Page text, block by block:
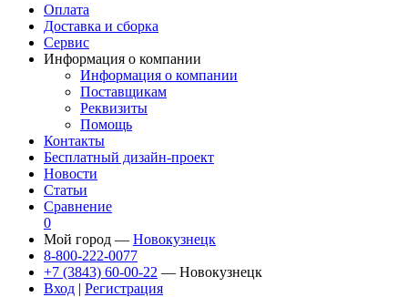
Оплата
Доставка и сборка
Сервис
Информация о компании
Информация о компании
Поставщикам
Реквизиты
Помощь
Контакты
Бесплатный дизайн-проект
Новости
Статьи
Сравнение
0
Мой город — Новокузнецк
8-800-222-0077
+7 (3843) 60-00-22 — Новокузнецк
Вход | Регистрация